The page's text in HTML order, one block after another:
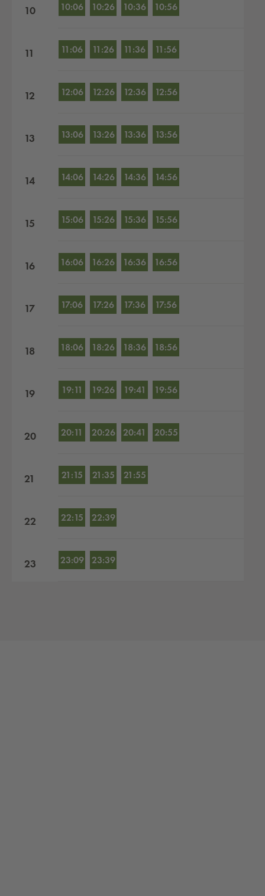
10 10:06 10:26 10:36 10:56
11 11:06 11:26 11:36 11:56
12 12:06 12:26 12:36 12:56
13 13:06 13:26 13:36 13:56
14 14:06 14:26 14:36 14:56
15 15:06 15:26 15:36 15:56
16 16:06 16:26 16:36 16:56
17 17:06 17:26 17:36 17:56
18 18:06 18:26 18:36 18:56
19 19:11 19:26 19:41 19:56
20 20:11 20:26 20:41 20:55
21 21:15 21:35 21:55
22 22:15 22:39
23 23:09 23:39